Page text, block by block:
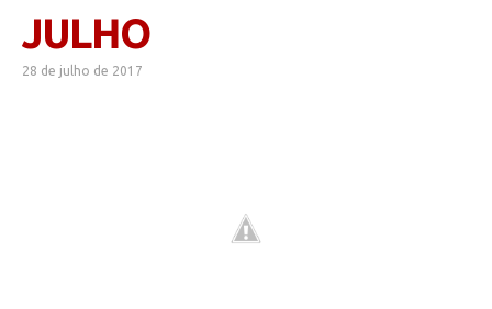
JULHO
28 de julho de 2017